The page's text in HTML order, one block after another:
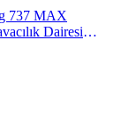
737 MAX
Dairesi